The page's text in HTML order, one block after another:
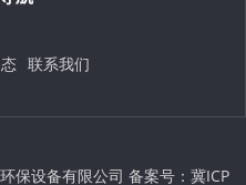
联系我们
保设备有限公司 备案号： 冀ICP